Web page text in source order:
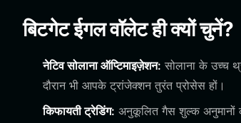
बिटगेट ईगल वॉलेट ही क्यों चुनें?
नेटिव सोलाना ऑप्टिमाइज़ेशन: सोलाना के उच्च
दौरान भी आपके ट्रांजेक्शन तुरंत प्रोसेस हों।
किफायती ट्रेडिंग: अनुकूलित गैस शुल्क अनुमानों